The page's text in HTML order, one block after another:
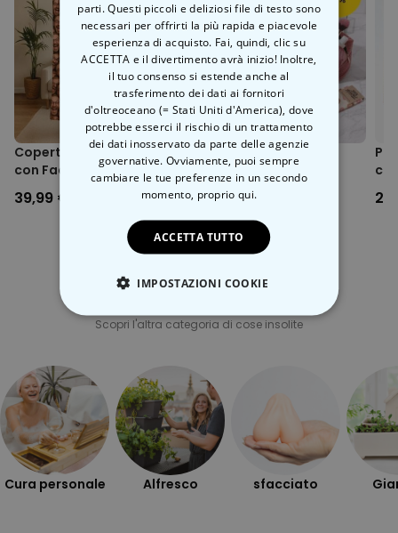
Copertina Personalizzata
con Faccia
39,99 €
Set regalo pochette,
accappatoio e calzini
39,99 €
Scopri l'altra categoria di cose insolite
Cura personale Alfresco sfacciato
parti. Questi piccoli e deliziosi file di testo sono
necessari per offrirti la più rapida e piacevole
esperienza di acquisto. Fai, quindi, clic su
ACCETTA e il divertimento avrà inizio! Inoltre,
il tuo consenso si estende anche al
trasferimento dei dati ai fornitori
d'oltreoceano (= Stati Uniti d'America), dove
potrebbe esserci il rischio di un trattamento
dei dati inosservato da parte delle agenzie
governative. Ovviamente, puoi sempre
cambiare le tue preferenze in un secondo
momento, proprio qui.
ACCETTA TUTTO
IMPOSTAZIONI COOKIE
STRETTAMENTE NECESSARIO
MARKETING
NON CLASSIFICATO